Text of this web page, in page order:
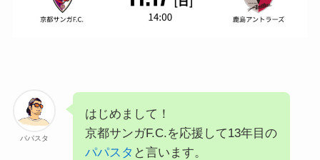
パパスタ
はじめまして！
京都サンガF.C.を応援して13年目の
パパスタ と言います。